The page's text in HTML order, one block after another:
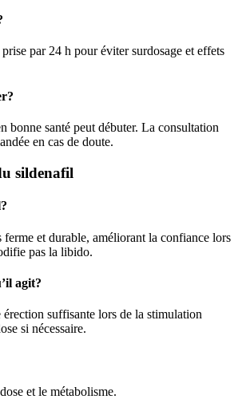
par 24 h pour éviter surdosage et effets
bonne santé peut débuter. La consultation
en cas de doute.
sildenafil
ferme et durable, améliorant la confiance lors
pas la libido.
agit?
érection suffisante lors de la stimulation
si nécessaire.
et le métabolisme.